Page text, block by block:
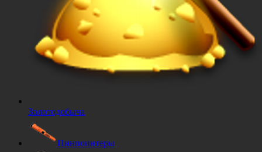
Золотодобыча
Пинпоинтеры